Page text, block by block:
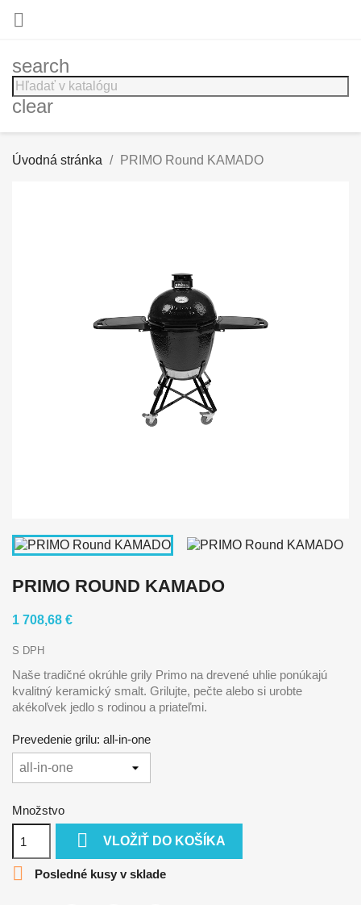

search
clear
Úvodná stránka PRIMO Round KAMADO
PRIMO ROUND KAMADO
1 708,68 €
S DPH
Naše tradičné okrúhle grily Primo na drevené uhlie ponúkajú
kvalitný keramický smalt. Grilujte, pečte alebo si urobte
akékoľvek jedlo s rodinou a priateľmi.
Prevedenie grilu: all-in-one
Množstvo
 VLOŽIŤ DO KOŠÍKA
 Posledné kusy v sklade